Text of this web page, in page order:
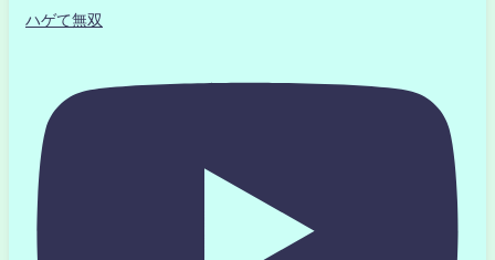
ハゲて無双